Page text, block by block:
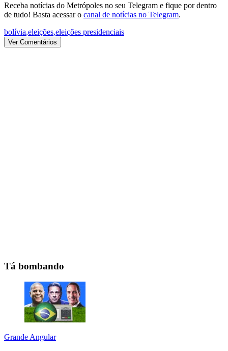
Receba notícias do Metrópoles no seu Telegram e fique por dentro
de tudo! Basta acessar o canal de notícias no Telegram.
bolívia,eleições,eleições presidenciais
Ver Comentários
Tá bombando
Grande Angular